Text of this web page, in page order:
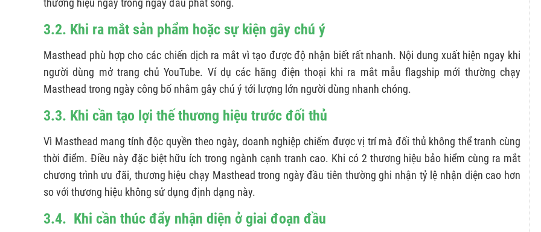
thương hiệu ngay trong ngày đầu phát sóng.
3.2. Khi ra mắt sản phẩm hoặc sự kiện gây chú ý
Masthead phù hợp cho các chiến dịch ra mắt vì tạo được độ nhận biết rất nhanh. Nội dung xuất hiện ngay khi
người dùng mở trang chủ YouTube. Ví dụ các hãng điện thoại khi ra mắt mẫu flagship mới thường chạy
Masthead trong ngày công bố nhằm gây chú ý tới lượng lớn người dùng nhanh chóng.
3.3. Khi cần tạo lợi thế thương hiệu trước đối thủ
Vì Masthead mang tính độc quyền theo ngày, doanh nghiệp chiếm được vị trí mà đối thủ không thể tranh cùng
thời điểm. Điều này đặc biệt hữu ích trong ngành cạnh tranh cao. Khi có 2 thương hiệu bảo hiểm cùng ra mắt
chương trình ưu đãi, thương hiệu chạy Masthead trong ngày đầu tiên thường ghi nhận tỷ lệ nhận diện cao hơn
so với thương hiệu không sử dụng định dạng này.
3.4. Khi cần thúc đẩy nhận diện ở giai đoạn đầu